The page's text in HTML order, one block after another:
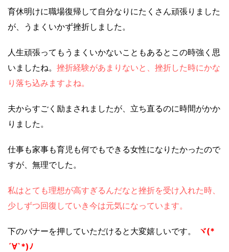
育休明けに職場復帰して自分なりにたくさん頑張りました
が、うまくいかず挫折しました。
人生頑張ってもうまくいかないこともあるとこの時強く思
いましたね。 挫折経験があまりないと、挫折した時にかな
り落ち込みますよね。
夫からすごく励まされましたが、立ち直るのに時間がかか
りました。
仕事も家事も育児も何でもできる女性になりたかったので
すが、無理でした。
私はとても理想が高すぎるんだなと挫折を受け入れた時、
少しずつ回復していき今は元気になっています。
下のバナーを押していただけると大変嬉しいです。
ヾ(*
´∀`*)ﾉ